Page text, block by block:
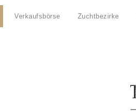
Verkaufsbörse Zuchtbezirke